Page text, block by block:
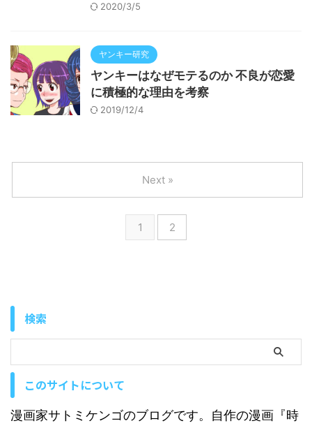
2020/3/5
ヤンキー研究
ヤンキーはなぜモテるのか 不良が恋愛
に積極的な理由を考察
2019/12/4
1 2
Next »
検索
このサイトについて
漫画家サトミケンゴのブログです。自作の漫画『時